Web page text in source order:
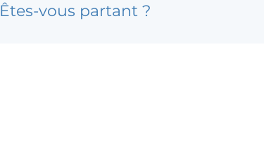
Êtes-vous partant ?